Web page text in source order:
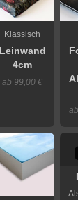
Klassisch
Leinwand
4cm
ab 99,00 €